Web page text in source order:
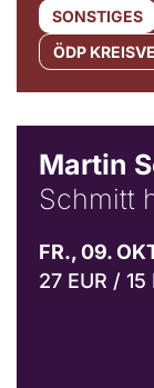
SONSTIGES
ÖDP
Martin
Schmitt
FR., 09.
27 EUR / 15